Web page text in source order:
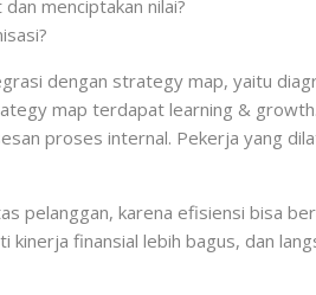
menciptakan nilai?
dengan strategy map, yaitu
map terdapat learning &
proses internal. Pekerja yang
pelanggan, karena efisiensi bisa
finansial lebih bagus, dan